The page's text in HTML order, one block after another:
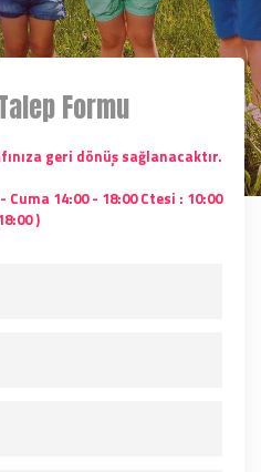
Formu
geri dönüş sağlanacaktır.
14:00 - 18:00 Ctesi : 10:00
)